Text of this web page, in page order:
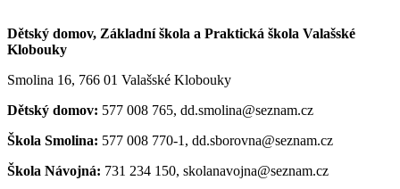
Dětský domov, Základní škola a Praktická škola Valašské
Klobouky
Smolina 16, 766 01 Valašské Klobouky
Dětský domov: 577 008 765, dd.smolina@seznam.cz
Škola Smolina: 577 008 770-1, dd.sborovna@seznam.cz
Škola Návojná: 731 234 150, skolanavojna@seznam.cz